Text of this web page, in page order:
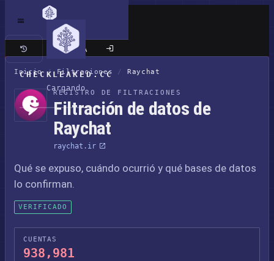
CHECKLEAKED.CC
Cargando
Sitio clásico
Inicio / Filtraciones / Raychat
REGISTRO DE FILTRACIONES
Filtración de datos de
Raychat
raychat.ir
Qué se expuso, cuándo ocurrió y qué bases de datos
lo confirman.
VERIFICADO
CUENTAS
938,981